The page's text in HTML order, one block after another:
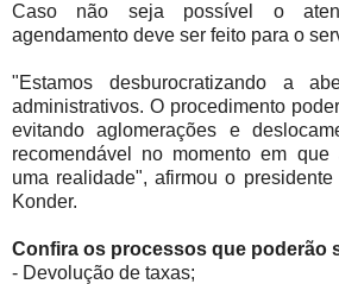
Caso não seja possível o
agendamento deve ser feito para o
"Estamos desburocratizando a
administrativos. O procedimento
evitando aglomerações e
recomendável no momento em
uma realidade", afirmou o
Konder.
Confira os processos que poderão
- Devolução de taxas;